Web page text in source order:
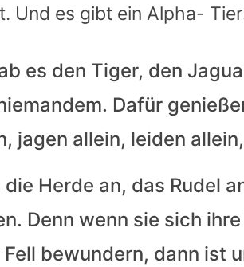
Und es gibt ein Alpha-
es den Tiger, den
Dafür
jagen allein, leiden
die Herde an, das Rudel
Denn wenn sie sich
bewundern, dann ist